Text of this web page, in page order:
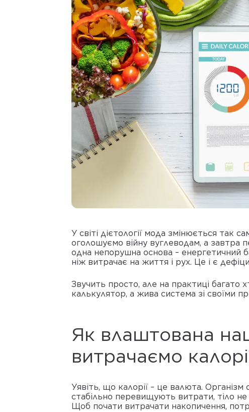
У світі дієтології мода змінюється так
оголошуємо війну вуглеводам, а завтра
одна непорушна основа – енергетичний
ніж витрачає на життя і рух. Це і є
Звучить просто, але на практиці
калькулятор, а жива система зі своїми
Як влаштована
витрачаємо
Уявіть, що калорії – це валюта.
стабільно перевищують витрати, тіло
Щоб почати витрачати накопичення,